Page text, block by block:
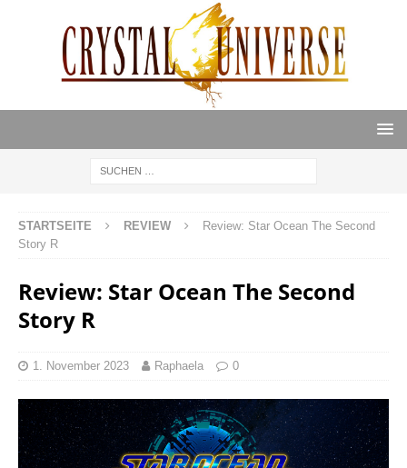
STARTSEITE REVIEW
Review: Star Ocean The Second
Story R
Review: Star Ocean The Second
Story R
1. November 2023 Raphaela 0